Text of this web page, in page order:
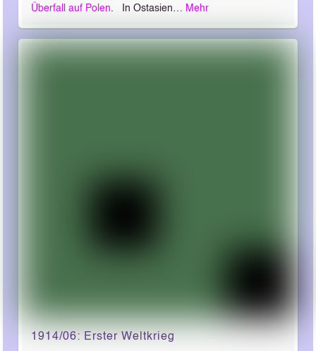
Überfall auf Polen. In Ostasien… Mehr
1914/06: Erster Weltkrieg